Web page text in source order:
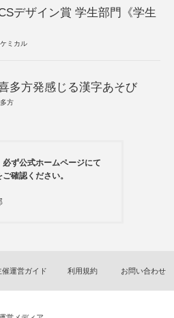
デザイン賞 学生部門《学生
ミカル
多方発感じる漢字あそび
方
必ず公式ホームページにて
確認ください。
催運営ガイド 利用規約 お問い合わせ